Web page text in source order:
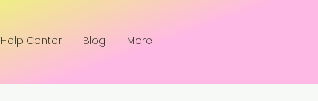
Help Center Blog More